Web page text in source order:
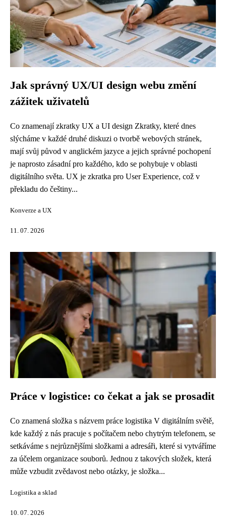
Jak správný UX/UI design webu změní
zážitek uživatelů
Co znamenají zkratky UX a UI design Zkratky, které dnes
slýcháme v každé druhé diskuzi o tvorbě webových stránek,
mají svůj původ v anglickém jazyce a jejich správné pochopení
je naprosto zásadní pro každého, kdo se pohybuje v oblasti
digitálního světa. UX je zkratka pro User Experience, což v
překladu do češtiny...
Konverze a UX
11. 07. 2026
Práce v logistice: co čekat a jak se prosadit
Co znamená složka s názvem práce logistika V digitálním světě,
kde každý z nás pracuje s počítačem nebo chytrým telefonem, se
setkáváme s nejrůznějšími složkami a adresáři, které si vytváříme
za účelem organizace souborů. Jednou z takových složek, která
může vzbudit zvědavost nebo otázky, je složka...
Logistika a sklad
10. 07. 2026